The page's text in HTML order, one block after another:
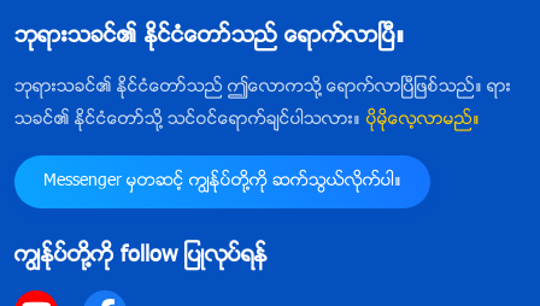
ဘုရားသခင္၏ ႏိုင္ငံေတာ္သည္ ေရာက္လာၿပီ။
ဘုရားသခင္၏ ႏိုင္ငံေတာ္သည္ ဤေလာကသို႔ ေရာက္လာၿပီျဖစ္သည္။ ရား
သခင္၏ ႏိုင္ငံေတာ္သို႔ သင္ဝင္ေရာက္ခ်င္ပါသလား။ ပိုမိုေလ့လာမည္။
Messenger မွတဆင့္ ကြၽန္ုပ္တို႔ကို ဆက္သြယ္လိုက္ပါ။
ကြၽန္ုပ္တို႔ကို follow ျပဳလုပ္ရန္